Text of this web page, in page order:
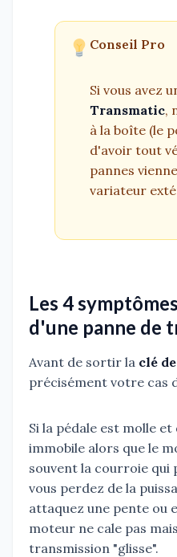
Conseil Pro
Si vous avez
Transmatic,
à la boîte (le
d'avoir tout
pannes
variateur
Les 4
d'une panne de
Avant de sortir la clé de
précisément votre cas
Si la pédale est molle
immobile alors que le
souvent la courroie qui
vous perdez de la
attaquez une pente ou
moteur ne cale pas
transmission "glisse".